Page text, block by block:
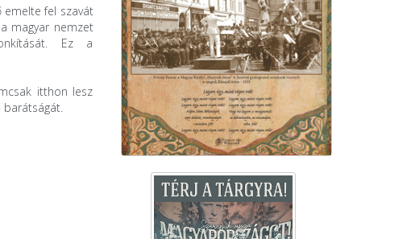
emelte fel szavát
magyar nemzet
Ez a
itthon lesz
barátságát.